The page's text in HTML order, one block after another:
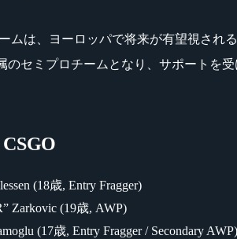
ームは、ヨーロッパで将来が有望視され
のセミプロチームとなり、サポートを
(18歳, Entry Fragger)
Zarkovic (19歳, AWP)
(17歳, Entry Fragger / Secondary AWP)